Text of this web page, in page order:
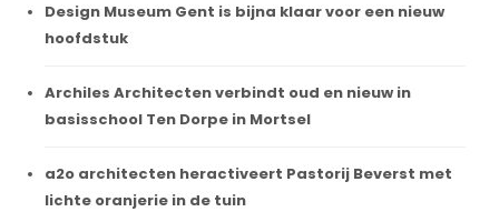
Design Museum Gent is bijna klaar voor een nieuw
hoofdstuk
Archiles Architecten verbindt oud en nieuw in
basisschool Ten Dorpe in Mortsel
a2o architecten heractiveert Pastorij Beverst met
lichte oranjerie in de tuin